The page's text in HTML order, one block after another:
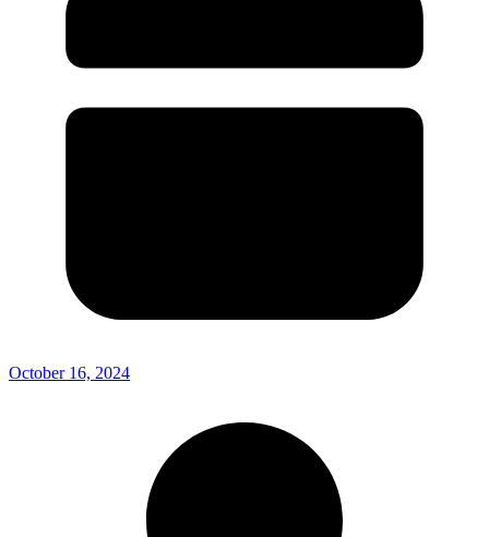
October 16, 2024